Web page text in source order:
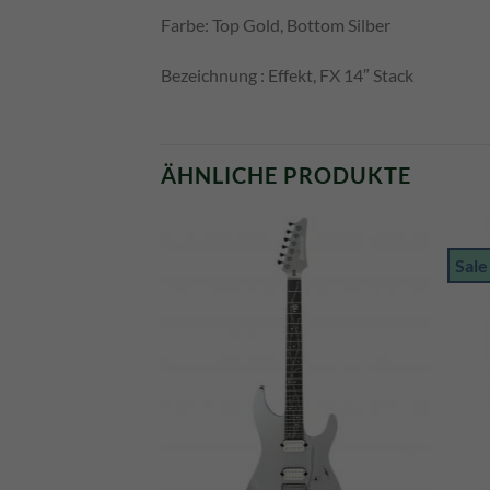
Farbe: Top Gold, Bottom Silber
Bezeichnung : Effekt, FX 14″ Stack
ÄHNLICHE PRODUKTE
Sale